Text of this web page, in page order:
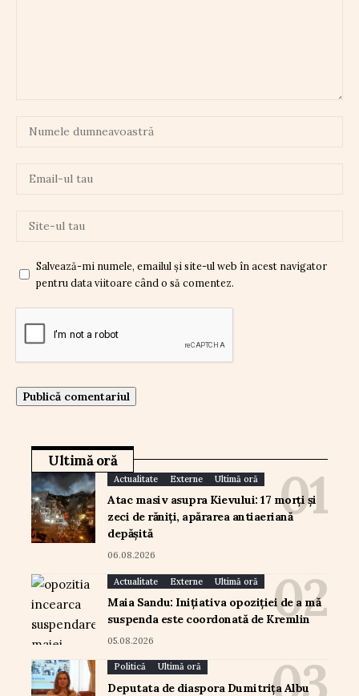
Salvează-mi numele, emailul și site-ul web în acest navigator
pentru data viitoare când o să comentez.
Ultimă oră
Actualitate Externe Ultimă oră
Atac masiv asupra Kievului: 17 morți și
zeci de răniți, apărarea antiaeriană
depășită
06.08.2026
Actualitate Externe Ultimă oră
Maia Sandu: Inițiativa opoziției de a mă
suspenda este coordonată de Kremlin
05.08.2026
Politică Ultimă oră
Deputata de diaspora Dumitrița Albu